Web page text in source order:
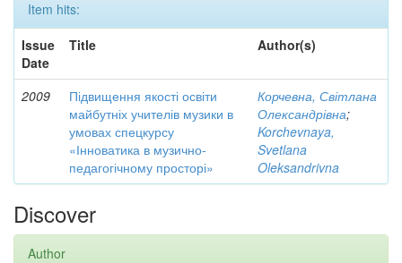
Item hits:
Issue
Date
Title Author(s)
2009
Підвищення якості освіти
майбутніх учителів музики в
умовах спецкурсу
«Інноватика в музично-
педагогічному просторі»
Корчевна, Світлана
Олександрівна;
Korchevnaya,
Svetlana
Oleksandrivna
Discover
Author